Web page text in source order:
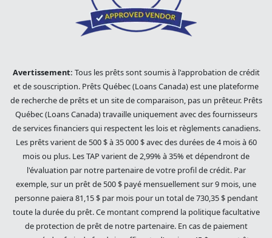
Avertissement: Tous les prêts sont soumis à l'approbation de crédit
et de souscription. Prêts Québec (Loans Canada) est une plateforme
de recherche de prêts et un site de comparaison, pas un prêteur. Prêts
Québec (Loans Canada) travaille uniquement avec des fournisseurs
de services financiers qui respectent les lois et règlements canadiens.
Les prêts varient de 500 $ à 35 000 $ avec des durées de 4 mois à 60
mois ou plus. Les TAP varient de 2,99% à 35% et dépendront de
l'évaluation par notre partenaire de votre profil de crédit. Par
exemple, sur un prêt de 500 $ payé mensuellement sur 9 mois, une
personne paiera 81,15 $ par mois pour un total de 730,35 $ pendant
toute la durée du prêt. Ce montant comprend la politique facultative
de protection de prêt de notre partenaire. En cas de paiement